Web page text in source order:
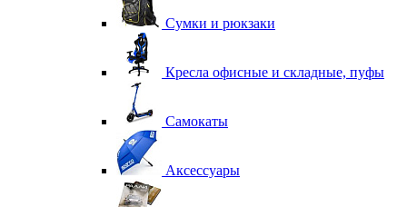
Сумки и рюкзаки
Кресла офисные и складные, пуфы
Самокаты
Аксессуары